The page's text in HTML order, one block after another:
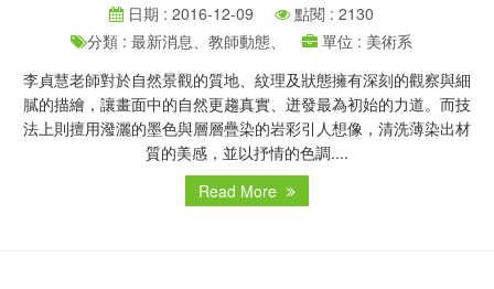
日期 : 2016-12-09
點閱 : 2130
分類 : 最新消息、教師動態、
單位 : 美術系
李貞慧老師對於自然景觀的質地、紋理及狀態擁有深刻的觀察與細
膩的描繪，讓畫面中的自然更趨真實、迸發最為初始的力道。而技
法上則擅用潑灑的墨色與層層疊染的岩彩引人想像，清洗薄染出材
質的美感，並以抒情的色調....
Read More